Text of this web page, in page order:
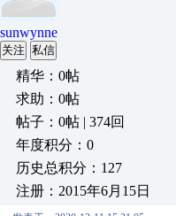
sunwynne
关注 私信
精华：0帖
求助：0帖
帖子：0帖 | 374回
年度积分：0
历史总积分：127
注册：2015年6月15日